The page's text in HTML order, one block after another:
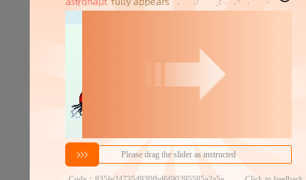
1.14 官方仓退货
商家代发热度
商品发布时间 2024年9月